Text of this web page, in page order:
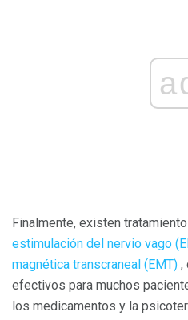
Finalmente, existen
estimulación del nervio vago
magnética transcraneal (EMT) ,
efectivos para muchos
los medicamentos y la